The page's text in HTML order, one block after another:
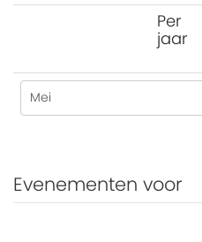
Per
jaar
Evenementen voor